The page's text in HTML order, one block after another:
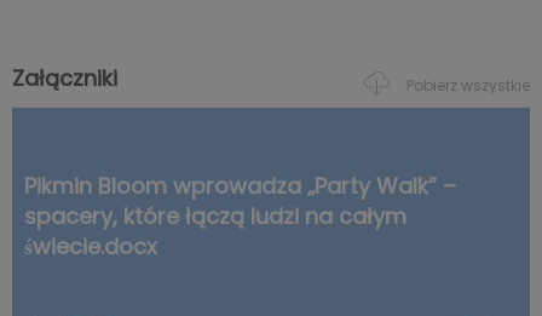
Załączniki Pobierz wszystkie
Pikmin Bloom wprowadza „Party Walk” –
spacery, które łączą ludzi na całym
świecie.docx